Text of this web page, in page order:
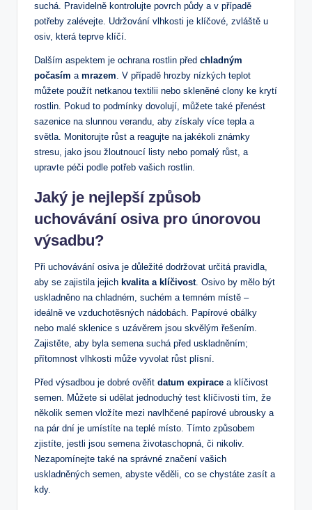
suchá. Pravidelně kontrolujte povrch půdy a v případě
potřeby zalévejte. Udržování vlhkosti je klíčové, zvláště u
osiv, která teprve klíčí.
Dalším aspektem je ochrana rostlin před chladným
počasím a mrazem . V případě hrozby nízkých teplot
můžete použít netkanou textilii nebo skleněné clony ke krytí
rostlin. Pokud to podmínky dovolují, můžete také přenést
sazenice na slunnou verandu, aby získaly více tepla a
světla. Monitorujte růst a reagujte na jakékoli známky
stresu, jako jsou žloutnoucí listy nebo pomalý růst, a
upravte péči podle potřeb vašich rostlin.
Jaký je nejlepší způsob
uchovávání osiva pro únorovou
výsadbu?
Při uchovávání osiva je důležité dodržovat určitá pravidla,
aby se zajistila jejich kvalita a klíčivost. Osivo by mělo být
uskladněno na chladném, suchém a temném místě –
ideálně ve vzduchotěsných nádobách. Papírové obálky
nebo malé sklenice s uzávěrem jsou skvělým řešením.
Zajistěte, aby byla semena suchá před uskladněním;
přítomnost vlhkosti může vyvolat růst plísní.
Před výsadbou je dobré ověřit datum expirace a klíčivost
semen. Můžete si udělat jednoduchý test klíčivosti tím, že
několik semen vložíte mezi navlhčené papírové ubrousky a
na pár dní je umístíte na teplé místo. Tímto způsobem
zjistíte, jestli jsou semena životaschopná, či nikoliv.
Nezapomínejte také na správné značení vašich
uskladněných semen, abyste věděli, co se chystáte zasít a
kdy.